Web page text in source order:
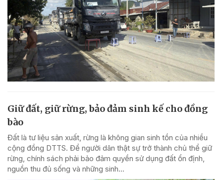
Giữ đất, giữ rừng, bảo đảm sinh kế cho đồng
bào
Đất là tư liệu sản xuất, rừng là không gian sinh tồn của nhiều
cộng đồng DTTS. Để người dân thật sự trở thành chủ thể giữ
rừng, chính sách phải bảo đảm quyền sử dụng đất ổn định,
nguồn thu đủ sống và những sinh...